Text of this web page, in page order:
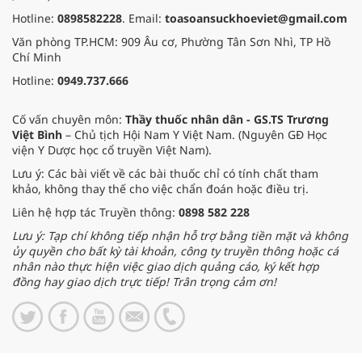
Hotline: 0898582228. Email: toasoansuckhoeviet@gmail.com
Văn phòng TP.HCM: 909 Âu cơ, Phường Tân Sơn Nhì, TP Hồ
Chí Minh
Hotline: 0949.737.666
Cố vấn chuyên môn: Thầy thuốc nhân dân - GS.TS Trương
Việt Bình – Chủ tịch Hội Nam Y Việt Nam. (Nguyên GĐ Học
viện Y Dược học cổ truyền Việt Nam).
Lưu ý: Các bài viết về các bài thuốc chỉ có tính chất tham
khảo, không thay thế cho việc chẩn đoán hoặc điều trị.
Liên hệ hợp tác Truyền thông: 0898 582 228
Lưu ý: Tạp chí không tiếp nhận hỗ trợ bằng tiền mặt và không
ủy quyền cho bất kỳ tài khoản, công ty truyền thông hoặc cá
nhân nào thực hiện việc giao dịch quảng cáo, ký kết hợp
đồng hay giao dịch trực tiếp! Trân trọng cảm ơn!